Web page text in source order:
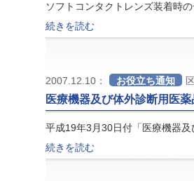
ソフトコンタクトレンズ装着時
続きを読む
2007.12.10： お役立ち通知
医療機器及び体外診断用医
平成19年3月30日付「医療機器
続きを読む